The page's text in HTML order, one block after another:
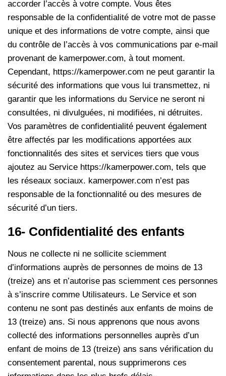
accorder l’accès à votre compte. Vous êtes
responsable de la confidentialité de votre mot de passe
unique et des informations de votre compte, ainsi que
du contrôle de l’accès à vos communications par e-mail
provenant de kamerpower.com, à tout moment.
Cependant, https://kamerpower.com ne peut garantir la
sécurité des informations que vous lui transmettez, ni
garantir que les informations du Service ne seront ni
consultées, ni divulguées, ni modifiées, ni détruites.
Vos paramètres de confidentialité peuvent également
être affectés par les modifications apportées aux
fonctionnalités des sites et services tiers que vous
ajoutez au Service https://kamerpower.com, tels que
les réseaux sociaux. kamerpower.com n’est pas
responsable de la fonctionnalité ou des mesures de
sécurité d’un tiers.
16- Confidentialité des enfants
Nous ne collecte ni ne sollicite sciemment
d’informations auprès de personnes de moins de 13
(treize) ans et n’autorise pas sciemment ces personnes
à s’inscrire comme Utilisateurs. Le Service et son
contenu ne sont pas destinés aux enfants de moins de
13 (treize) ans. Si nous apprenons que nous avons
collecté des informations personnelles auprès d’un
enfant de moins de 13 (treize) ans sans vérification du
consentement parental, nous supprimerons ces